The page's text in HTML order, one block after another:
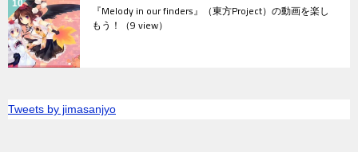
『Melody in our finders』（東方Project）の動画を楽し
もう！ （9 view）
Tweets by jimasanjyo